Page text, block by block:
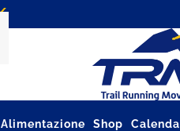
Alimentazione Shop